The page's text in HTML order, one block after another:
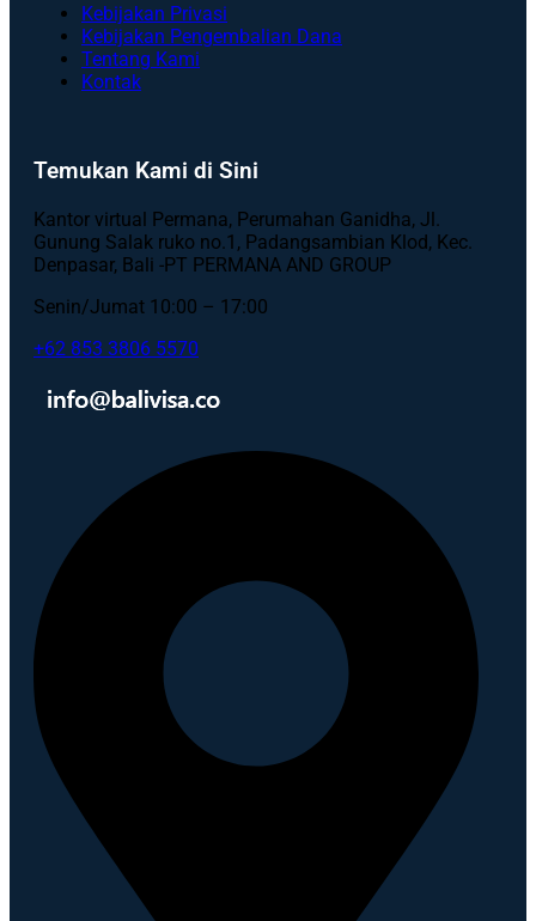
Kebijakan Privasi
Kebijakan Pengembalian Dana
Tentang Kami
Kontak
Temukan Kami di Sini
Kantor virtual Permana, Perumahan Ganidha, Jl.
Gunung Salak ruko no.1, Padangsambian Klod, Kec.
Denpasar, Bali -PT PERMANA AND GROUP
Senin/Jumat 10:00 – 17:00
+62 853 3806 5570